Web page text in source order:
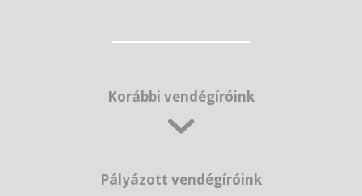
Korábbi vendégíróink
Pályázott vendégíróink